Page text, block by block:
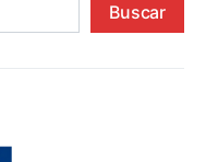
Buscar